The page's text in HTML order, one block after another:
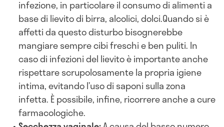
infezione, in particolare il consumo di alimenti a
base di lievito di birra, alcolici, dolci.Quando si è
affetti da questo disturbo bisognerebbe
mangiare sempre cibi freschi e ben puliti. In
caso di infezioni del lievito è importante anche
rispettare scrupolosamente la propria igiene
intima, evitando l’uso di saponi sulla zona
infetta. È possibile, infine, ricorrere anche a cure
farmacologiche.